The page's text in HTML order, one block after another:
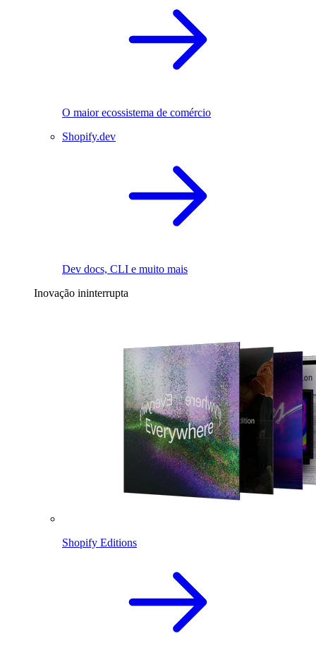
O maior ecossistema de comércio
Shopify.dev
Dev docs, CLI e muito mais
Inovação ininterrupta
Shopify Editions